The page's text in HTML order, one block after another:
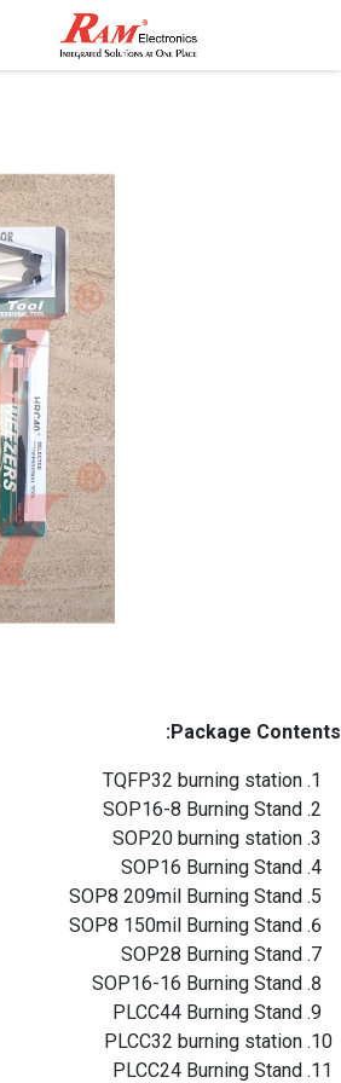
Package Contents:
TQFP32 burning station
SOP16-8 Burning Stand
SOP20 burning station
SOP16 Burning Stand
SOP8 209mil Burning Stand
SOP8 150mil Burning Stand
SOP28 Burning Stand
SOP16-16 Burning Stand
PLCC44 Burning Stand
PLCC32 burning station
PLCC24 Burning Stand